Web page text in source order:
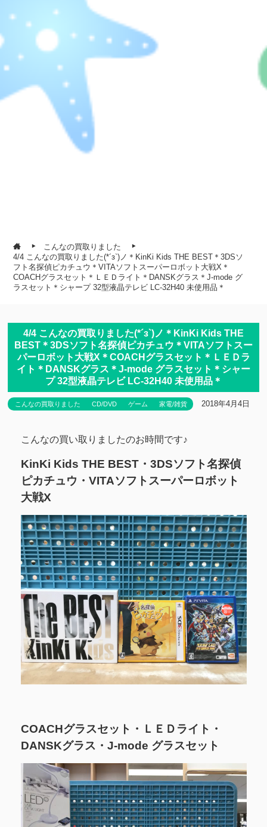
こんなの買取りました
4/4 こんなの買取りました(*´з`)ノ＊KinKi Kids THE BEST＊3DSソ
フト名探偵ピカチュウ＊VITAソフトスーパーロボット大戦X＊
COACHグラスセット＊ＬＥＤライト＊DANSKグラス＊J-mode グ
ラスセット＊シャープ 32型液晶テレビ LC-32H40 未使用品＊
4/4 こんなの買取りました(*´з`)ノ＊KinKi Kids THE
BEST＊3DSソフト名探偵ピカチュウ＊VITAソフトスー
パーロボット大戦X＊COACHグラスセット＊ＬＥＤラ
イト＊DANSKグラス＊J-mode グラスセット＊シャー
プ 32型液晶テレビ LC-32H40 未使用品＊
こんなの買取りました CD/DVD ゲーム 家電/雑貨 2018年4月4日
こんなの買い取りましたのお時間です♪
KinKi Kids THE BEST・3DSソフト名探偵
ピカチュウ・VITAソフトスーパーロボット
大戦X
COACHグラスセット・ＬＥＤライト・
DANSKグラス・J-mode グラスセット